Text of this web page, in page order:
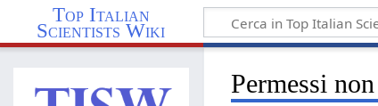
Top Italian
Scientists Wiki
Permessi